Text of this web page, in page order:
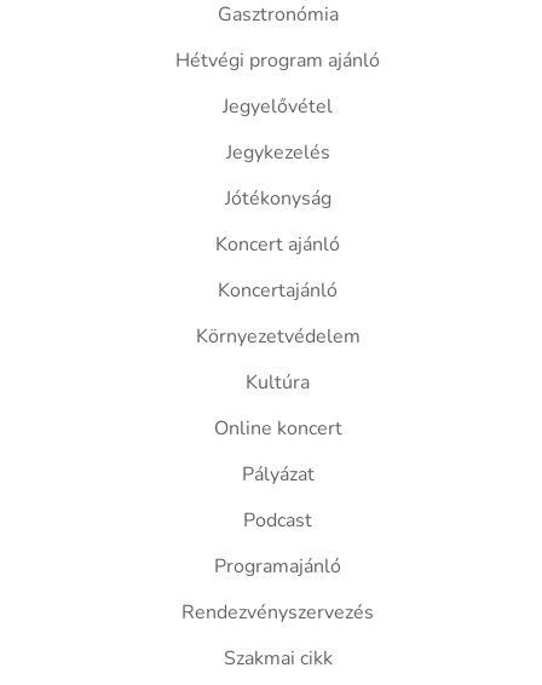
Gasztronómia
Hétvégi program ajánló
Jegyelővétel
Jegykezelés
Jótékonyság
Koncert ajánló
Koncertajánló
Környezetvédelem
Kultúra
Online koncert
Pályázat
Podcast
Programajánló
Rendezvényszervezés
Szakmai cikk